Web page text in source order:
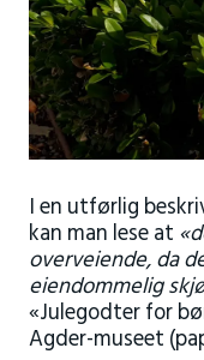
I en utførlig
kan man lese at
overveiende, da
eiendommelig
«Julegodter for
Agder-museet